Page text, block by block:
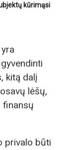
kūrimąsi
kitą dalį
lėšų,
finansų
privalo būti